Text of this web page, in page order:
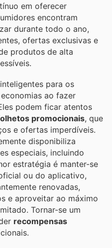
em oferecer
encontram
durante todo o ano,
ofertas exclusivas e
produtos de alta
para os
ao fazer
podem ficar atentos
promocionais, que
e ofertas imperdíveis.
disponibiliza
especiais, incluindo
estratégia é manter-se
ou do aplicativo,
renovadas,
e aproveitar ao máximo
Tornar-se um
recompensas